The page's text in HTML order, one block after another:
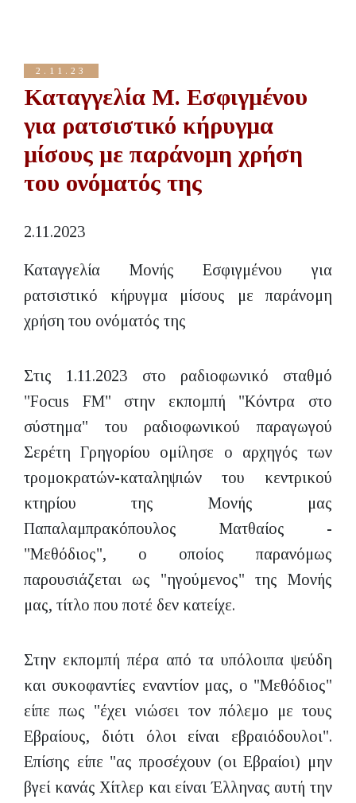
2.11.23
Καταγγελία Μ. Εσφιγμένου
για ρατσιστικό κήρυγμα
μίσους με παράνομη χρήση
του ονόματός της
2.11.2023
Καταγγελία Μονής Εσφιγμένου για
ρατσιστικό κήρυγμα μίσους με παράνομη
χρήση του ονόματός της
Στις 1.11.2023 στο ραδιοφωνικό σταθμό
"Focus FM" στην εκπομπή "Κόντρα στο
σύστημα" του ραδιοφωνικού παραγωγού
Σερέτη Γρηγορίου ομίλησε ο αρχηγός των
τρομοκρατών-καταληψιών του κεντρικού
κτηρίου της Μονής μας
Παπαλαμπρακόπουλος Ματθαίος -
"Μεθόδιος", ο οποίος παρανόμως
παρουσιάζεται ως "ηγούμενος" της Μονής
μας, τίτλο που ποτέ δεν κατείχε.
Στην εκπομπή πέρα από τα υπόλοιπα ψεύδη
και συκοφαντίες εναντίον μας, ο "Μεθόδιος"
είπε πως "έχει νιώσει τον πόλεμο με τους
Εβραίους, διότι όλοι είναι εβραιόδουλοι".
Επίσης είπε "ας προσέχουν (οι Εβραίοι) μην
βγεί κανάς Χίτλερ και είναι Έλληνας αυτή την